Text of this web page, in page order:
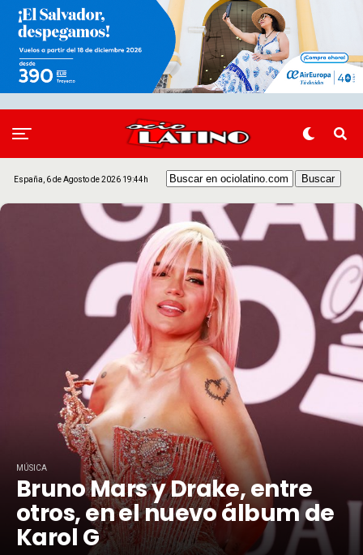
España, 6 de Agosto de 2026 19:44h
MÚSICA
Bruno Mars y Drake, entre
otros, en el nuevo álbum de
Karol G